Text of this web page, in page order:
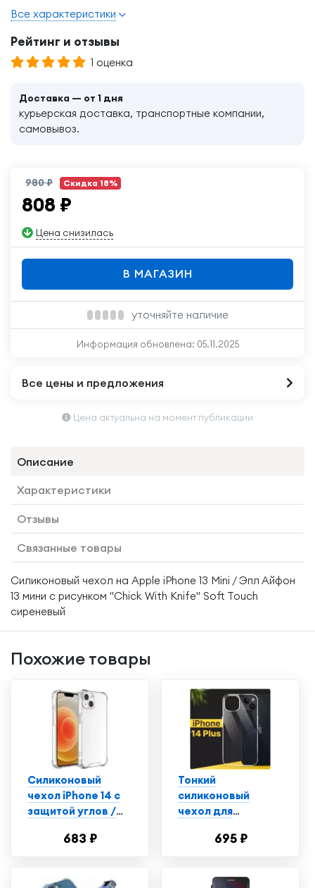
Все характеристики
Рейтинг и отзывы
1 оценка
Доставка — от 1 дня
курьерская доставка, транспортные компании,
самовывоз.
980 ₽ Скидка 18%
808 ₽
Цена снизилась
В МАГАЗИН
уточняйте наличие
Информация обновлена: 05.11.2025
Все цены и предложения
Цена актуальна на момент публикации
Описание
Характеристики
Отзывы
Связанные товары
Силиконовый чехол на Apple iPhone 13 Mini / Эпл Айфон
13 мини с рисунком "Chick With Knife" Soft Touch
сиреневый
Похожие товары
Силиконовый
чехол iPhone 14 с
защитой углов /
на Айфон 14
683 ₽
Тонкий
силиконовый
чехол для
iPhone 14 Plus /
695 ₽